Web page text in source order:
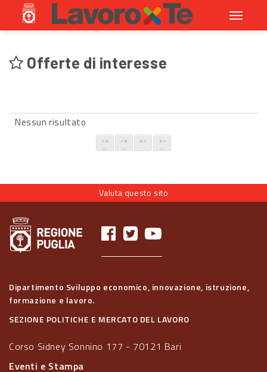
Toggle
Offerte di interesse
Nessun risultato
Valuta questo sito
Dipartimento Sviluppo economico, innovazione, istruzione,
formazione e lavoro.
SEZIONE POLITICHE E MERCATO DEL LAVORO
Corso Sidney Sonnino 177 - 70121 Bari
Eventi e Stampa